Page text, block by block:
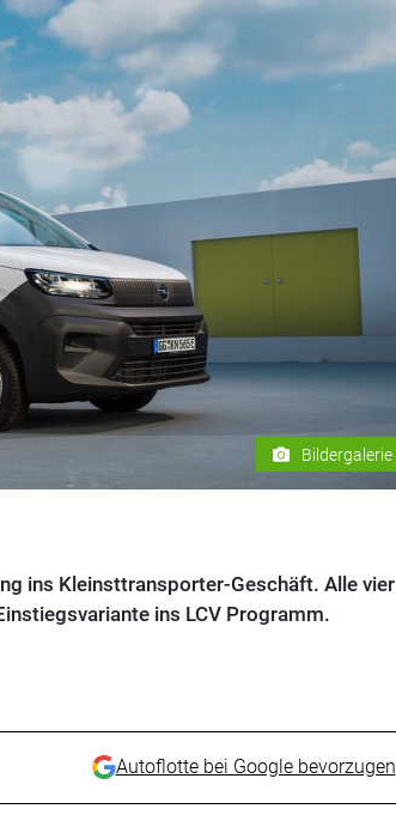
Bildergalerie
ins Kleinsttransporter-Geschäft. Alle vier
ins LCV Programm.
Autoflotte bei Google bevorzugen